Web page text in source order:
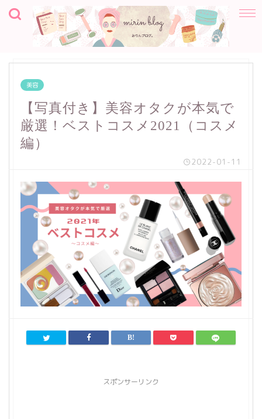
美容
【写真付き】美容オタクが本気で
厳選！ベストコスメ2021（コスメ
編）
2022-01-11
スポンサーリンク